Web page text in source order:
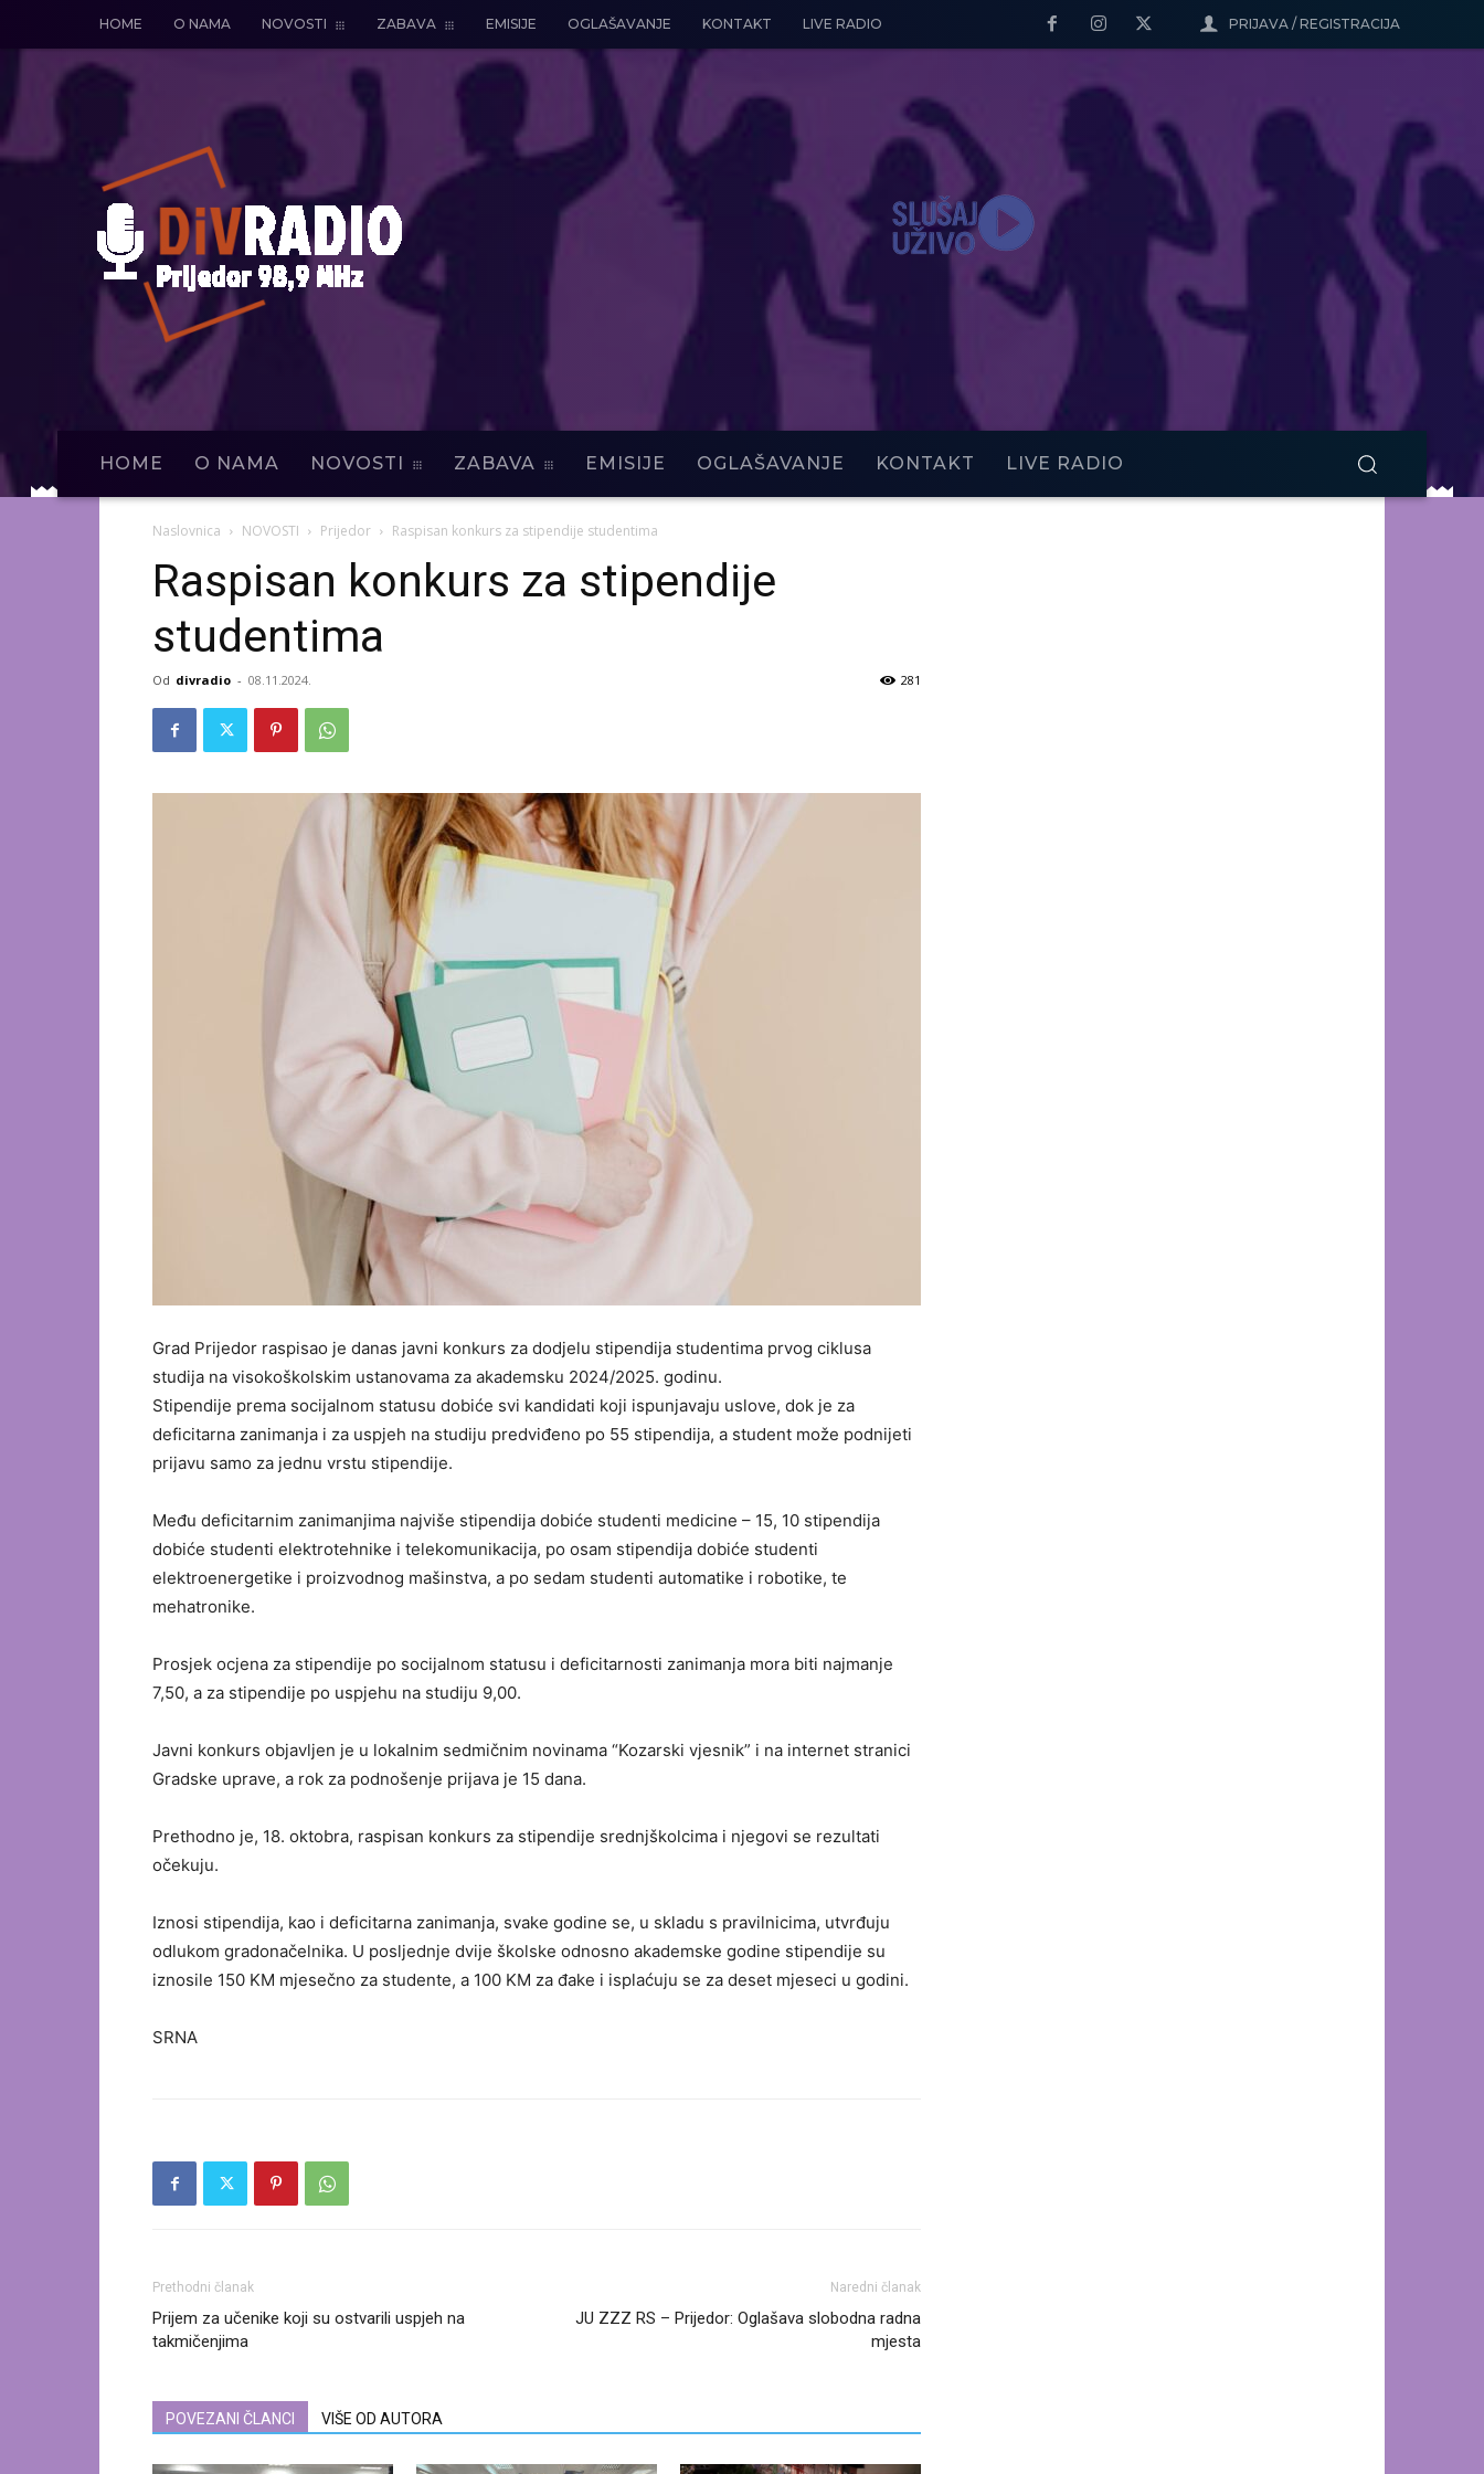
PRIJAVA / REGISTRACIJA
HOME O NAMA NOVOSTI ZABAVA EMISIJE OGLAŠAVANJE KONTAKT LIVE RADIO
HOME O NAMA NOVOSTI ZABAVA EMISIJE OGLAŠAVANJE KONTAKT LIVE RADIO
Naslovnica NOVOSTI Prijedor Raspisan konkurs za stipendije studentima
Raspisan konkurs za stipendije
studentima
Od divradio - 08.11.2024. 281
Grad Prijedor raspisao je danas javni konkurs za dodjelu stipendija studentima prvog ciklusa
studija na visokoškolskim ustanovama za akademsku 2024/2025. godinu.
Stipendije prema socijalnom statusu dobiće svi kandidati koji ispunjavaju uslove, dok je za
deficitarna zanimanja i za uspjeh na studiju predviđeno po 55 stipendija, a student može podnijeti
prijavu samo za jednu vrstu stipendije.
Među deficitarnim zanimanjima najviše stipendija dobiće studenti medicine – 15, 10 stipendija
dobiće studenti elektrotehnike i telekomunikacija, po osam stipendija dobiće studenti
elektroenergetike i proizvodnog mašinstva, a po sedam studenti automatike i robotike, te
mehatronike.
Prosjek ocjena za stipendije po socijalnom statusu i deficitarnosti zanimanja mora biti najmanje
7,50, a za stipendije po uspjehu na studiju 9,00.
Javni konkurs objavljen je u lokalnim sedmičnim novinama “Kozarski vjesnik” i na internet stranici
Gradske uprave, a rok za podnošenje prijava je 15 dana.
Prethodno je, 18. oktobra, raspisan konkurs za stipendije srednjškolcima i njegovi se rezultati
očekuju.
Iznosi stipendija, kao i deficitarna zanimanja, svake godine se, u skladu s pravilnicima, utvrđuju
odlukom gradonačelnika. U posljednje dvije školske odnosno akademske godine stipendije su
iznosile 150 KM mjesečno za studente, a 100 KM za đake i isplaćuju se za deset mjeseci u godini.
SRNA
Prethodni članak
Prijem za učenike koji su ostvarili uspjeh na
takmičenjima
Naredni članak
JU ZZZ RS – Prijedor: Oglašava slobodna radna
mjesta
POVEZANI ČLANCI VIŠE OD AUTORA